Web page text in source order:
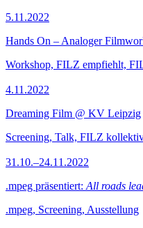
5.11.2022
Hands On – Analoger
Workshop, FILZ empfiehlt,
4.11.2022
Dreaming Film @ KV Leipzig
Screening, Talk, FILZ
31.10.–24.11.2022
.mpeg präsentiert: All roads
.mpeg, Screening, Ausstellung